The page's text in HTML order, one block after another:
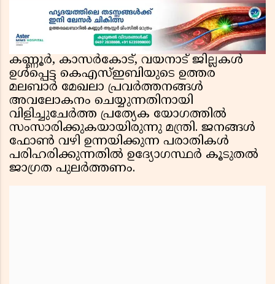
കണ്ണൂർ, കാസർകോട്, വയനാട് ജില്ലകൾ
ഉൾപ്പെട്ട കെഎസ്ഇബിയുടെ ഉത്തര
മലബാർ മേഖലാ പ്രവർത്തനങ്ങൾ
അവലോകനം ചെയ്യുന്നതിനായി
വിളിച്ചുചേർത്ത പ്രത്യേക യോഗത്തിൽ
സംസാരിക്കുകയായിരുന്നു മന്ത്രി. ജനങ്ങൾ
ഫോൺ വഴി ഉന്നയിക്കുന്ന പരാതികൾ
പരിഹരിക്കുന്നതിൽ ഉദ്യോഗസ്ഥർ കൂടുതൽ
ജാഗ്രത പുലർത്തണം.